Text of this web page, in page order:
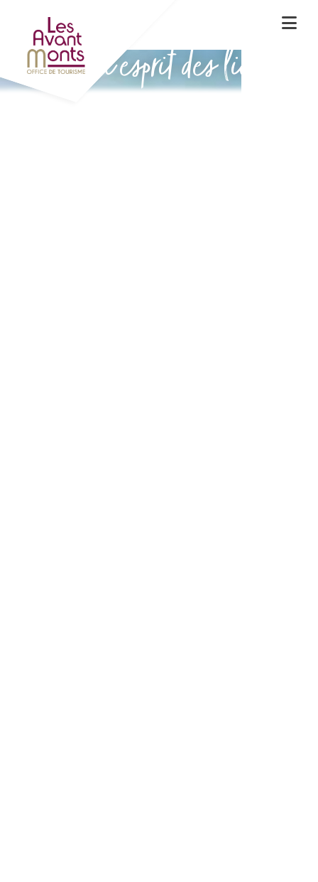
Vivez l'esprit des lieux